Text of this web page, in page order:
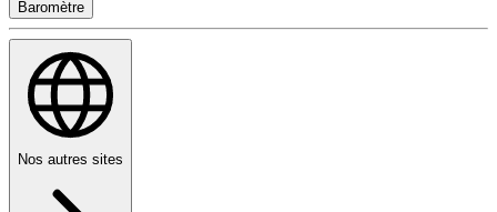
Baromètre
Nos autres sites